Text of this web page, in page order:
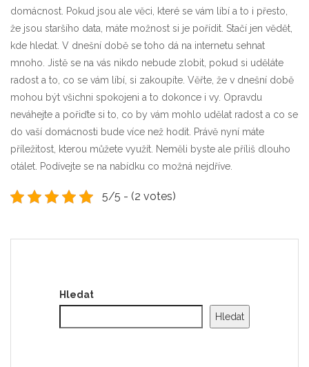
domácnost. Pokud jsou ale věci, které se vám líbí a to i přesto,
že jsou staršího data, máte možnost si je pořídit. Stačí jen vědět,
kde hledat. V dnešní době se toho dá na internetu sehnat
mnoho. Jistě se na vás nikdo nebude zlobit, pokud si uděláte
radost a to, co se vám líbí, si zakoupíte. Věřte, že v dnešní době
mohou být všichni spokojeni a to dokonce i vy. Opravdu
neváhejte a pořiďte si to, co by vám mohlo udělat radost a co se
do vaší domácnosti bude více než hodit. Právě nyní máte
příležitost, kterou můžete využít. Neměli byste ale příliš dlouho
otálet. Podívejte se na nabídku co možná nejdříve.
5/5 - (2 votes)
Hledat
Hledat